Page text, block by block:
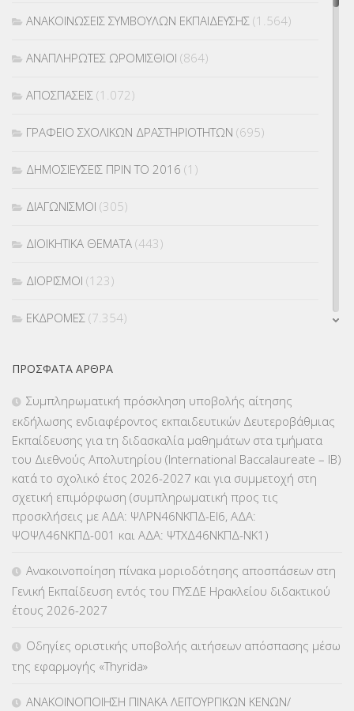
ΑΝΑΚΟΙΝΩΣΕΙΣ ΣΥΜΒΟΥΛΩΝ ΕΚΠΑΙΔΕΥΣΗΣ (1.564)
ΑΝΑΠΛΗΡΩΤΕΣ ΩΡΟΜΙΣΘΙΟΙ (864)
ΑΠΟΣΠΑΣΕΙΣ (1.072)
ΓΡΑΦΕΙΟ ΣΧΟΛΙΚΩΝ ΔΡΑΣΤΗΡΙΟΤΗΤΩΝ (695)
ΔΗΜΟΣΙΕΥΣΕΙΣ ΠΡΙΝ ΤΟ 2016 (1)
ΔΙΑΓΩΝΙΣΜΟΙ (305)
ΔΙΟΙΚΗΤΙΚΑ ΘΕΜΑΤΑ (443)
ΔΙΟΡΙΣΜΟΙ (123)
ΕΚΔΡΟΜΕΣ (7.354)
ΕΠΙΜΟΡΦΩΣΗ Τ.Π.Ε.(10)
ΕΥΡΩΠΑΪΚΑ ΠΡΟΓΡΑΜΜΑΤΑ(230)
ΚΕΣΥ (60)
ΚΕΣΥΠ(109)
ΚΠγ – ΚΡΑΤΙΚΟ ΠΙΣΤΟΠΟΙΗΤΙΚΟ ΓΛΩΣΣΟΜΑΘΕΙΑΣ(135)
ΚΠπ- ΚΡΑΤΙΚΟ ΠΙΣΤΟΠΟΙΗΤΙΚΟ ΠΛΗΡΟΦΟΡΙΚΗΣ
ΛΟΙΠΑ(309)
ΠΡΌΣΦΑΤΑ ΆΡΘΡΑ
Συμπληρωματική πρόσκληση υποβολής αίτησης
εκδήλωσης ενδιαφέροντος εκπαιδευτικών Δευτεροβάθμιας
Εκπαίδευσης για τη διδασκαλία μαθημάτων στα τμήματα
του Διεθνούς Απολυτηρίου (International Baccalaureate – IB)
κατά το σχολικό έτος 2026-2027 και για συμμετοχή στη
σχετική επιμόρφωση (συμπληρωματική προς τις
προσκλήσεις με ΑΔΑ: ΨΛΡΝ46ΝΚΠΔ-ΕΙ6, ΑΔΑ:
ΨΟΨΛ46ΝΚΠΔ-001 και ΑΔΑ: ΨΤΧΔ46ΝΚΠΔ-ΝΚ1)
Ανακοινοποίηση πίνακα μοριοδότησης αποσπάσεων στη
Γενική Εκπαίδευση εντός του ΠΥΣΔΕ Ηρακλείου διδακτικού
έτους 2026-2027
Οδηγίες οριστικής υποβολής αιτήσεων απόσπασης μέσω
της εφαρμογής «Thyrida»
ΑΝΑΚΟΙΝΟΠΟΙΗΣΗ ΠΙΝΑΚΑ ΛΕΙΤΟΥΡΓΙΚΩΝ ΚΕΝΩΝ/